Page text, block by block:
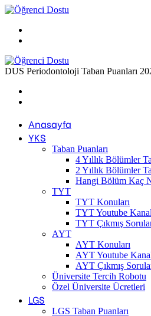
...
DUS Periodontoloji Taban Puanları
Anasayfa
YKS
Taban Puanları
4 Yıllık Bölümler
2 Yıllık Bölümler
Hangi Bölüm Kaç
TYT
TYT Konuları
TYT Youtube
TYT Çıkmış
AYT
AYT Konuları
AYT Youtube
AYT Çıkmış
Üniversite Tercih Robotu
Özel Üniversite Ücretleri
LGS
LGS Taban Puanları